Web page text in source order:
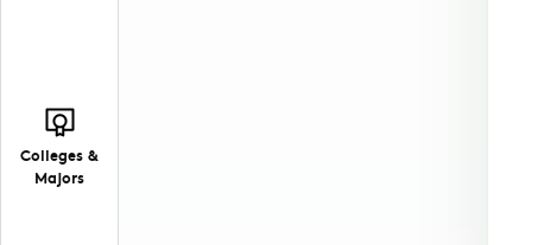
Colleges &
Majors